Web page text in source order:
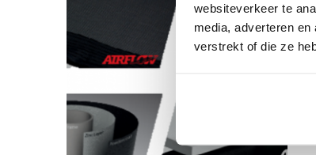
websiteverkeer te
media, adverteren
verstrekt of die ze